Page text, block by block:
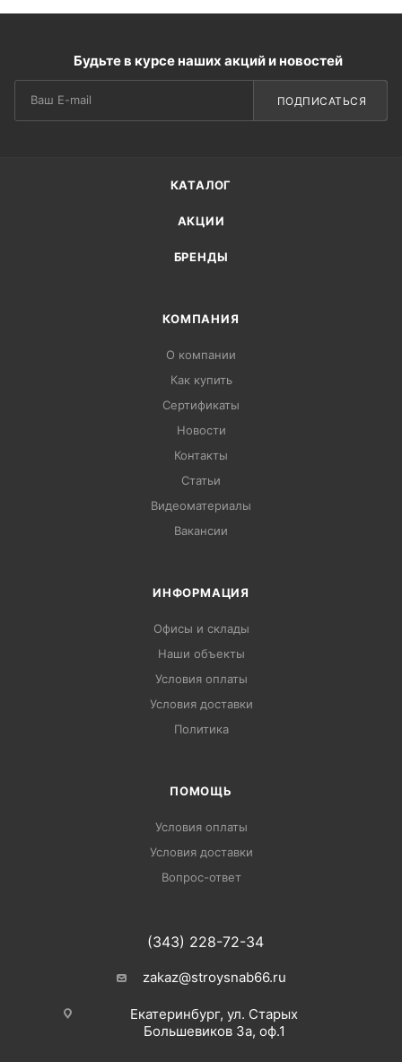
Будьте в курсе наших акций и новостей
ПОДПИСАТЬСЯ
КАТАЛОГ
АКЦИИ
БРЕНДЫ
КОМПАНИЯ
О компании
Как купить
Сертификаты
Новости
Контакты
Статьи
Видеоматериалы
Вакансии
ИНФОРМАЦИЯ
Офисы и склады
Наши объекты
Условия оплаты
Условия доставки
Политика
ПОМОЩЬ
Условия оплаты
Условия доставки
Вопрос-ответ
(343) 228-72-34
zakaz@stroysnab66.ru
Екатеринбург, ул. Старых
Большевиков 3а, оф.1